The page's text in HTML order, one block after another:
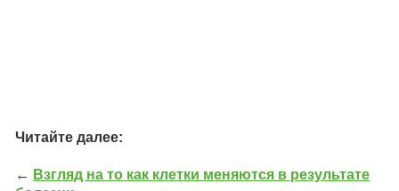
Читайте далее:
← Взгляд на то как клетки меняются в результате